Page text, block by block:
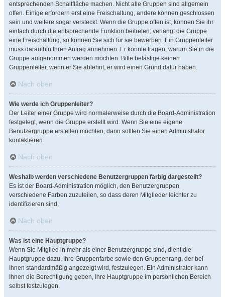
entsprechenden Schaltfläche machen. Nicht alle Gruppen sind allgemein
offen. Einige erfordern erst eine Freischaltung, andere können geschlossen
sein und weitere sogar versteckt. Wenn die Gruppe offen ist, können Sie ihr
einfach durch die entsprechende Funktion beitreten; verlangt die Gruppe
eine Freischaltung, so können Sie sich für sie bewerben. Ein Gruppenleiter
muss daraufhin Ihren Antrag annehmen. Er könnte fragen, warum Sie in die
Gruppe aufgenommen werden möchten. Bitte belästige keinen
Gruppenleiter, wenn er Sie ablehnt, er wird einen Grund dafür haben.
Nach oben
Wie werde ich Gruppenleiter?
Der Leiter einer Gruppe wird normalerweise durch die Board-Administration
festgelegt, wenn die Gruppe erstellt wird. Wenn Sie eine eigene
Benutzergruppe erstellen möchten, dann sollten Sie einen Administrator
kontaktieren.
Nach oben
Weshalb werden verschiedene Benutzergruppen farbig dargestellt?
Es ist der Board-Administration möglich, den Benutzergruppen
verschiedene Farben zuzuteilen, so dass deren Mitglieder leichter zu
identifizieren sind.
Nach oben
Was ist eine Hauptgruppe?
Wenn Sie Mitglied in mehr als einer Benutzergruppe sind, dient die
Hauptgruppe dazu, Ihre Gruppenfarbe sowie den Gruppenrang, der bei
Ihnen standardmäßig angezeigt wird, festzulegen. Ein Administrator kann
Ihnen die Berechtigung geben, Ihre Hauptgruppe im persönlichen Bereich
selbst festzulegen.